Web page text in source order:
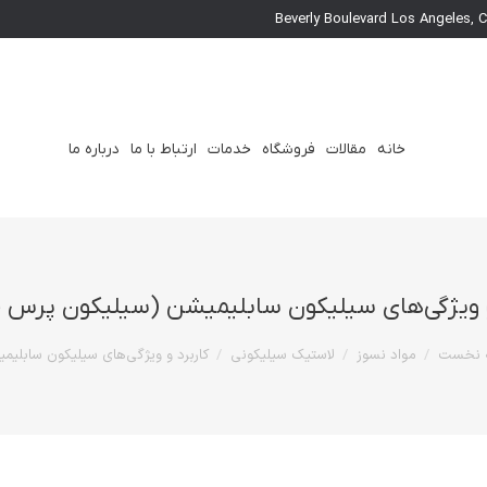
خانه مقالات فروشگاه خدمات ارتباط با ما درباره ما
و ویژگی‌های سیلیکون سابلیمیشن (سیلیکون پرس
نخست مواد نسوز لاستیک سیلیکونی کاربرد و ویژگی‌های سیلیکون